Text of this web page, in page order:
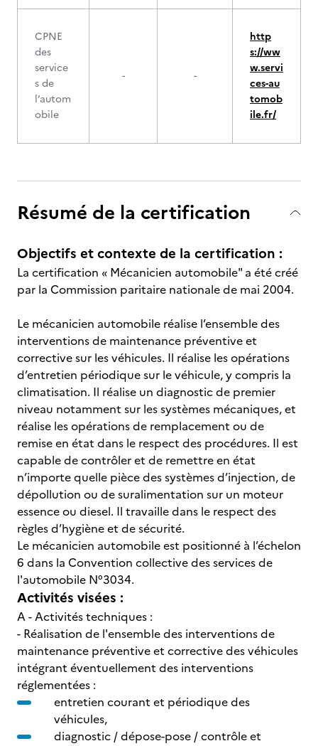
CPNE
des
service
s de
l’autom
obile
- -
http
s://ww
w.servi
ces-au
tomob
ile.fr/
Résumé de la certification
Objectifs et contexte de la certification :
La certification « Mécanicien automobile" a été créé
par la Commission paritaire nationale de mai 2004.
Le mécanicien automobile réalise l’ensemble des
interventions de maintenance préventive et
corrective sur les véhicules. Il réalise les opérations
d’entretien périodique sur le véhicule, y compris la
climatisation. Il réalise un diagnostic de premier
niveau notamment sur les systèmes mécaniques, et
réalise les opérations de remplacement ou de
remise en état dans le respect des procédures. Il est
capable de contrôler et de remettre en état
n’importe quelle pièce des systèmes d’injection, de
dépollution ou de suralimentation sur un moteur
essence ou diesel. Il travaille dans le respect des
règles d’hygiène et de sécurité.
Le mécanicien automobile est positionné à l’échelon
6 dans la Convention collective des services de
l'automobile N°3034.
Activités visées :
A - Activités techniques :
- Réalisation de l'ensemble des interventions de
maintenance préventive et corrective des véhicules
intégrant éventuellement des interventions
réglementées :
entretien courant et périodique des
véhicules,
diagnostic / dépose-pose / contrôle et